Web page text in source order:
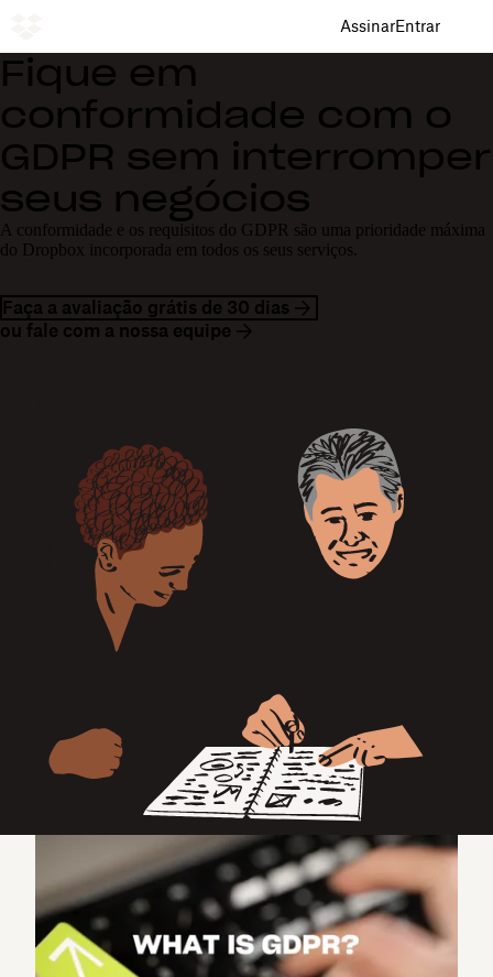
AssinarEntrar
Fique em
conformidade com o
GDPR sem interromper
seus negócios
A conformidade e os requisitos do GDPR são uma prioridade máxima
do Dropbox incorporada em todos os seus serviços.
Faça a avaliação grátis de 30 dias
ou fale com a nossa equipe